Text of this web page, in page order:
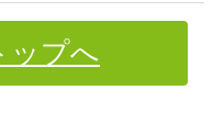
ップへ